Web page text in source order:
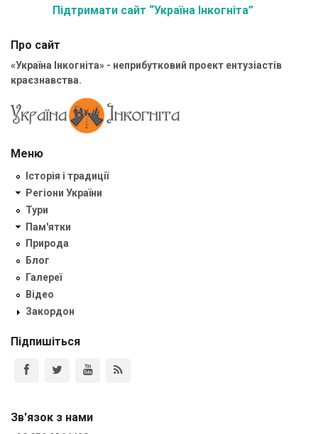
Підтримати сайт “Україна Інкогніта”
Про сайт
«Україна Інкогніта» - неприбутковий проект ентузіастів
краєзнавства.
Меню
Історія і традиції
Регіони України
Тури
Пам'ятки
Природа
Блог
Галереї
Відео
Закордон
Підпишіться
Зв'язок з нами